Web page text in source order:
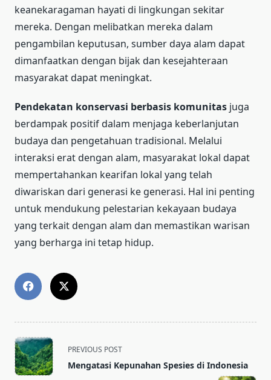
keanekaragaman hayati di lingkungan sekitar
mereka. Dengan melibatkan mereka dalam
pengambilan keputusan, sumber daya alam dapat
dimanfaatkan dengan bijak dan kesejahteraan
masyarakat dapat meningkat.
Pendekatan konservasi berbasis komunitas juga
berdampak positif dalam menjaga keberlanjutan
budaya dan pengetahuan tradisional. Melalui
interaksi erat dengan alam, masyarakat lokal dapat
mempertahankan kearifan lokal yang telah
diwariskan dari generasi ke generasi. Hal ini penting
untuk mendukung pelestarian kekayaan budaya
yang terkait dengan alam dan memastikan warisan
yang berharga ini tetap hidup.
<span
class="nav-
subtitle
PREVIOUS POST
Mengatasi Kepunahan Spesies di Indonesia